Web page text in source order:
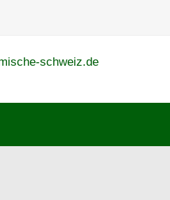
schweiz.de